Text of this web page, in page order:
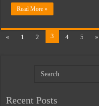
Read More »
« 1 2 3 4 5 »
Recent Posts